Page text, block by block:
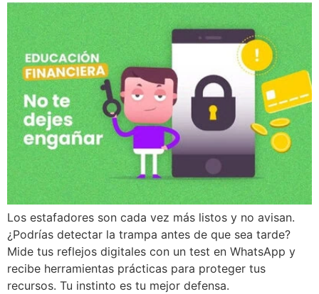
Los estafadores son cada vez más listos y no avisan.
¿Podrías detectar la trampa antes de que sea tarde?
Mide tus reflejos digitales con un test en WhatsApp y
recibe herramientas prácticas para proteger tus
recursos. Tu instinto es tu mejor defensa.